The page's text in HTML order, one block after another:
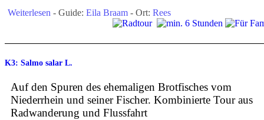
Weiterlesen - Guide: Eila Braam - Ort: Rees
K3: Salmo salar L.
Auf den Spuren des ehemaligen Brotfisches vom
Niederrhein und seiner Fischer. Kombinierte Tour aus
Radwanderung und Flussfahrt